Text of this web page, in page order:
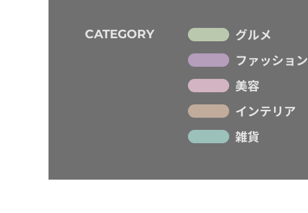
CATEGORY
グルメ
ファッション
美容
インテリア
雑貨